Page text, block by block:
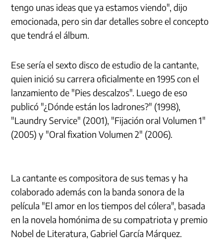
tengo unas ideas que ya estamos viendo", dijo
emocionada, pero sin dar detalles sobre el concepto
que tendrá el álbum.
Ese sería el sexto disco de estudio de la cantante,
quien inició su carrera oficialmente en 1995 con el
lanzamiento de "Pies descalzos". Luego de eso
publicó "¿Dónde están los ladrones?" (1998),
"Laundry Service" (2001), "Fijación oral Volumen 1"
(2005) y "Oral fixation Volumen 2" (2006).
La cantante es compositora de sus temas y ha
colaborado además con la banda sonora de la
película "El amor en los tiempos del cólera", basada
en la novela homónima de su compatriota y premio
Nobel de Literatura, Gabriel García Márquez.